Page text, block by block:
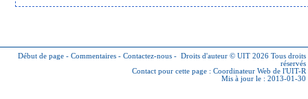
Début de page - Commentaires - Contactez-nous - Droits d'auteur © UIT 2026 Tous droits
réservés
Contact pour cette page : Coordinateur Web de l'UIT-R
Mis à jour le : 2013-01-30